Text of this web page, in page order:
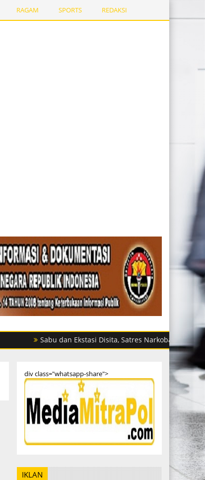
RAGAM SPORTS REDAKSI
Sabu dan Ekstasi Disita, Satres Narkoba Polres Sergai
div class="whatsapp-share">
IKLAN